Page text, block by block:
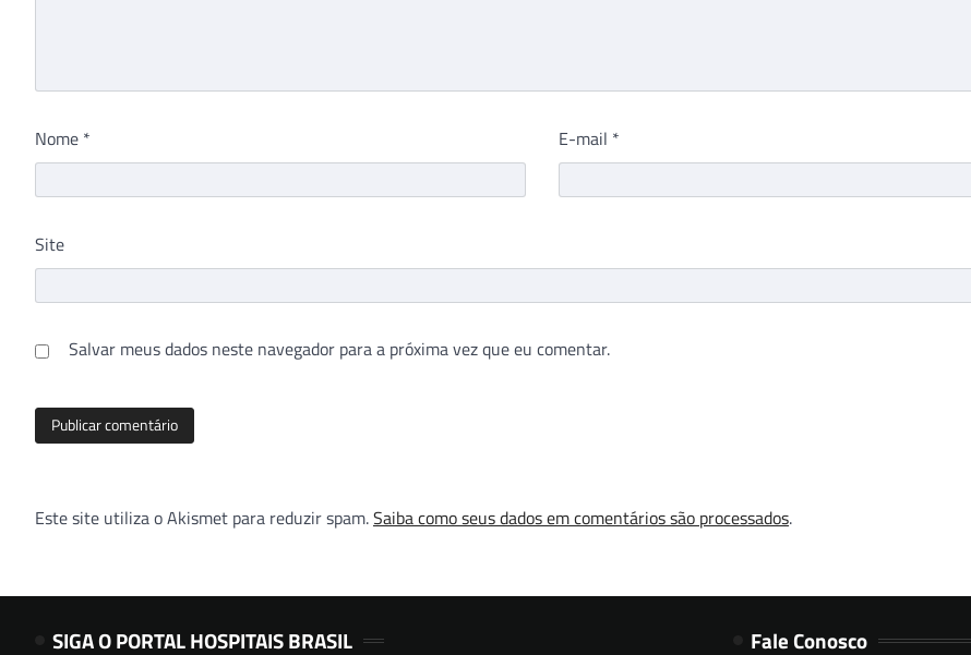
Nome * E-mail *
Site
Salvar meus dados neste navegador para a próxima vez que eu comentar.
Este site utiliza o Akismet para reduzir spam.Saiba como seus dados em comentários são processados.
SIGA O PORTAL HOSPITAIS BRASIL Fale Conosco